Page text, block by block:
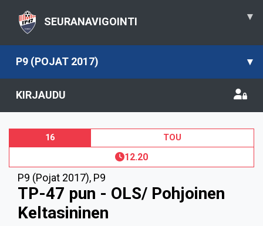
SEURANAVIGOINTI ▾
P9 (POJAT 2017) ▾
KIRJAUDU
16 TOU
12.20
P9 (Pojat 2017), P9
TP-47 pun - OLS/ Pohjoinen
Keltasininen